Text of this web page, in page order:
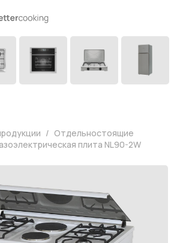
Отдельностоящие
плита NL90-2W